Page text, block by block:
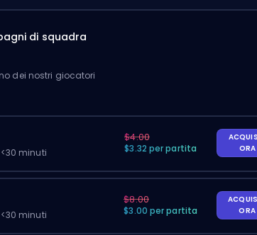
di squadra
dei nostri giocatori
minuti
$4.00
$3.32 per partita
ORA
minuti
$8.00
$3.00 per partita
ORA